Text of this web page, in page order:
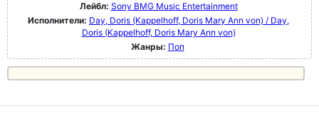
Лейбл: Sony BMG Music Entertainment
Исполнители: Day, Doris (Kappelhoff, Doris Mary Ann von) / Day,
Doris (Kappelhoff, Doris Mary Ann von)
Жанры: Поп